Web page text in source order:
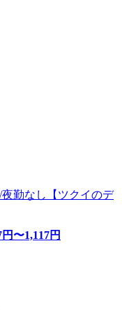
勤なし【ツクイのデ
円〜1,117円